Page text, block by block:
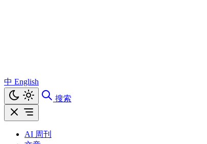
中 English
搜索
AI 周刊